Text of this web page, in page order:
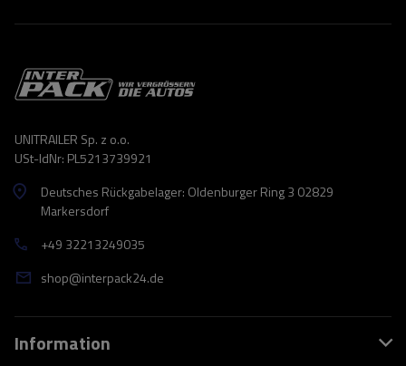
UNITRAILER Sp. z o.o.
USt-IdNr: PL5213739921
Deutsches Rückgabelager: Oldenburger Ring 3 02829
Markersdorf
+49 32213249035
shop@interpack24.de
Information